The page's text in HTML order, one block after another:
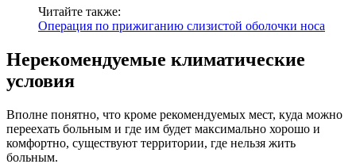
Читайте также:
Операция по прижиганию слизистой оболочки носа
Нерекомендуемые климатические
условия
Вполне понятно, что кроме рекомендуемых мест, куда можно
переехать больным и где им будет максимально хорошо и
комфортно, существуют территории, где нельзя жить
больным.